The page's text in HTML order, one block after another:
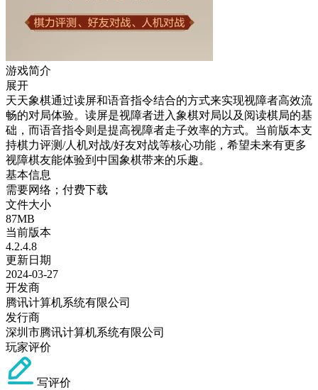
游戏简介
展开
天天象棋通过读屏和语音指令结合的方式来实现视障者高效流
畅的对局体验。读屏是视障者进入象棋对局以及阅读棋局的基
础，而语音指令则是提高视障者走子效率的方式。当前版本支
持棋力评测/人机对战/好友对战等核心功能，希望未来有更多
视障棋友能体验到中国象棋带来的乐趣。
基本信息
需要网络；付费下载
文件大小
87MB
当前版本
4.2.4.8
更新日期
2024-03-27
开发商
腾讯计算机系统有限公司
发行商
深圳市腾讯计算机系统有限公司
玩家评价
写评价